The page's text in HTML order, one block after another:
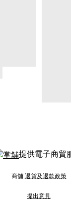
提供電子商貿
商舖 退貨及退款政策
提出意見